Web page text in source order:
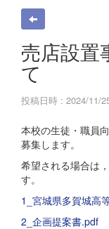
売店設置
て
投稿日時 : 2024/11/
本校の生徒・職員
募集します。
希望される場合は
す。
1_宮城県多賀城高
2_企画提案書.pdf